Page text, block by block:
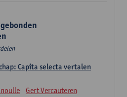
Capita selecta vertalen
Gert Vercauteren